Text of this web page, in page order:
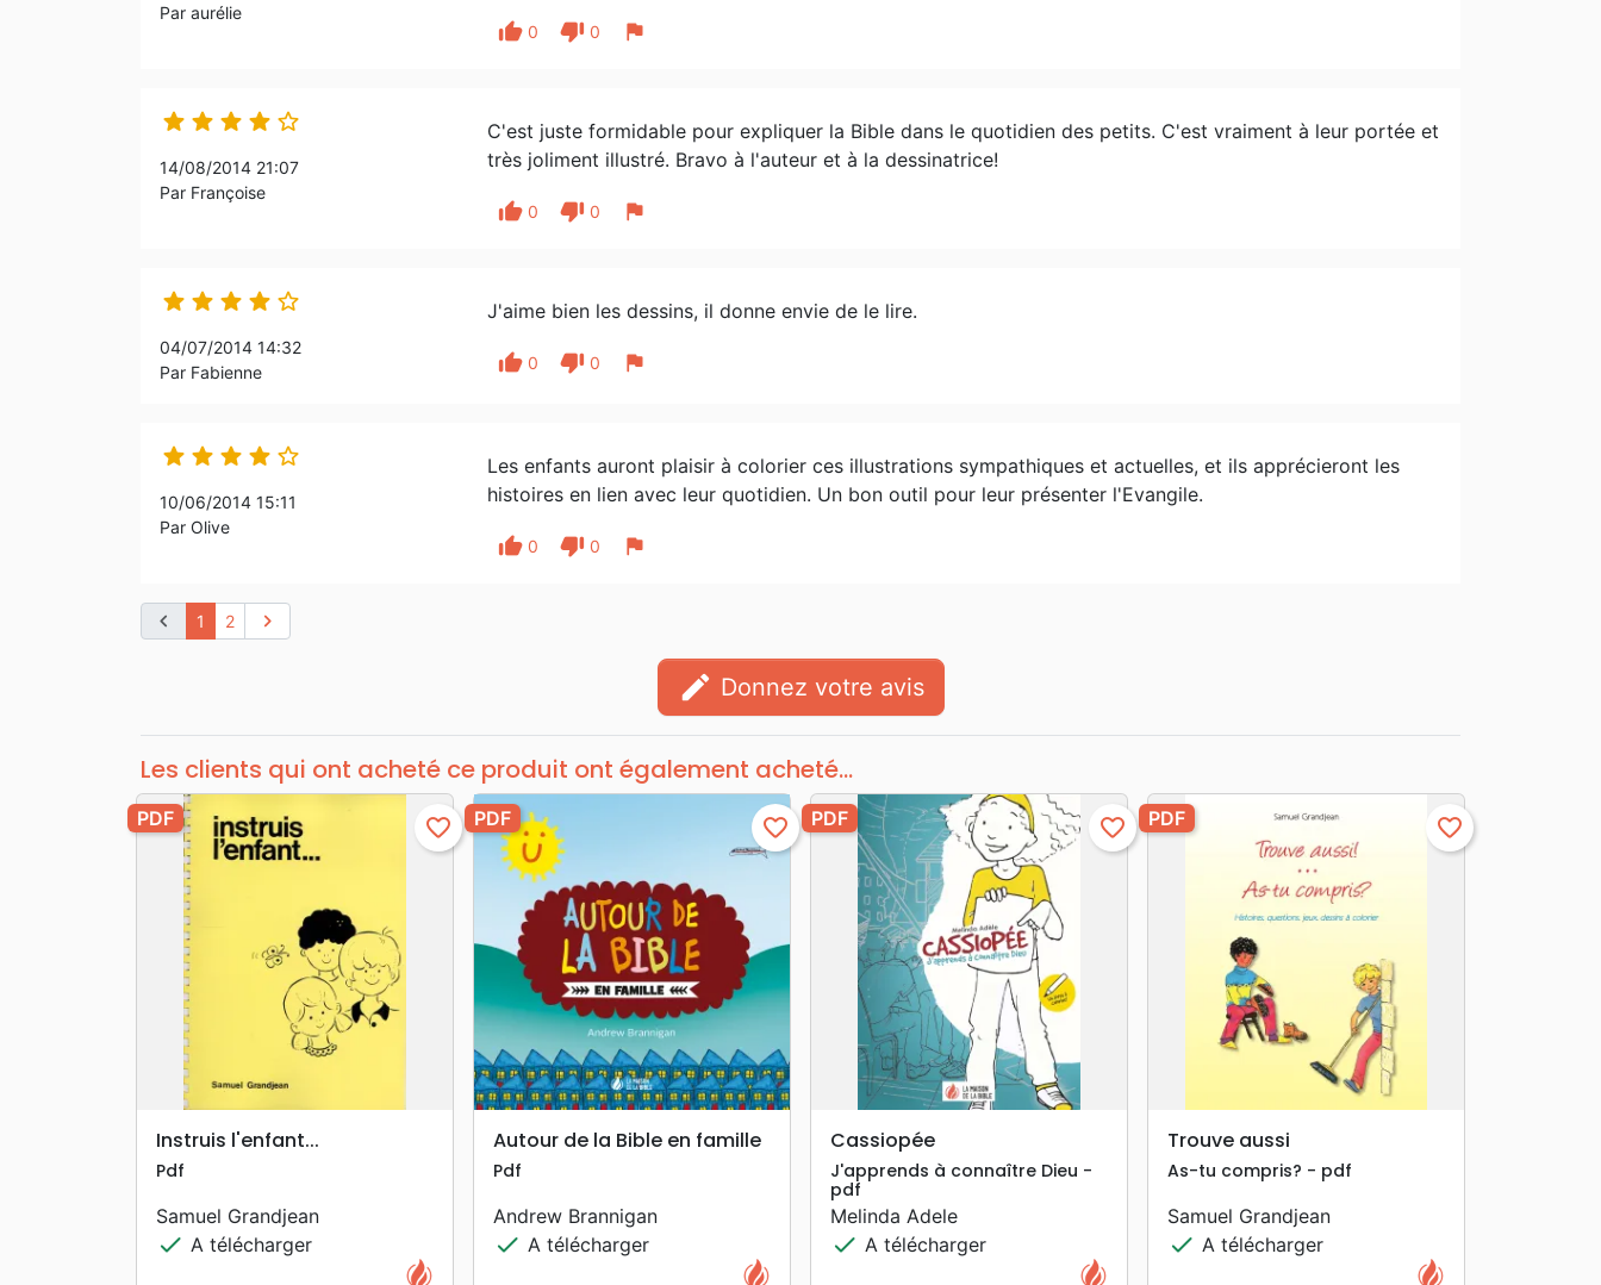
Par aurélie
thumb_up 0 thumb_down 0 flag
    
14/08/2014 21:07
Par Françoise
C'est juste formidable pour expliquer la Bible dans le quotidien des petits. C'est vraiment à leur portée et
très joliment illustré. Bravo à l'auteur et à la dessinatrice!
thumb_up 0 thumb_down 0 flag
    
04/07/2014 14:32
Par Fabienne
J'aime bien les dessins, il donne envie de le lire.
thumb_up 0 thumb_down 0 flag
    
10/06/2014 15:11
Par Olive
Les enfants auront plaisir à colorier ces illustrations sympathiques et actuelles, et ils apprécieront les
histoires en lien avec leur quotidien. Un bon outil pour leur présenter l'Evangile.
thumb_up 0 thumb_down 0 flag
chevron_left 1 2 chevron_right
edit Donnez votre avis
Les clients qui ont acheté ce produit ont également acheté...
search APERÇU RAPIDE
PDF favorite_border
Instruis l'enfant...
Pdf
Samuel Grandjean
check A télécharger
APERÇU RAPIDE
PDF favorite_border
Autour de la Bible en famille
Pdf
Andrew Brannigan
check A télécharger
search APERÇU RAPIDE
PDF favorite_border
Cassiopée
J'apprends à connaître Dieu -
pdf
Melinda Adele
check A télécharger
APERÇU RAPIDE
PDF favorite_border
Trouve aussi
As-tu compris? - pdf
Samuel Grandjean
check A télécharger